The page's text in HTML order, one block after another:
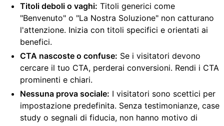
Titoli deboli o vaghi: Titoli generici come
"Benvenuto" o "La Nostra Soluzione" non catturano
l'attenzione. Inizia con titoli specifici e orientati ai
benefici.
CTA nascoste o confuse: Se i visitatori devono
cercare il tuo CTA, perderai conversioni. Rendi i CTA
prominenti e chiari.
Nessuna prova sociale: I visitatori sono scettici per
impostazione predefinita. Senza testimonianze, case
study o segnali di fiducia, non hanno motivo di